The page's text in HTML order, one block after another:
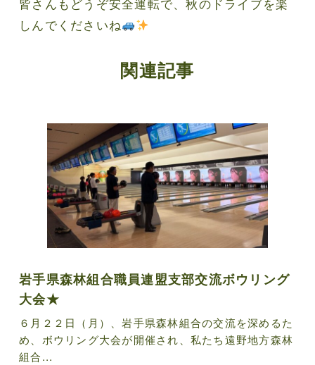
しんでくださいね
関連記事
岩手県森林組合職員連盟支部交流ボウリング
大会★
６月２２日（月）、岩手県森林組合の交流を深めるた
め、ボウリング大会が開催され、私たち遠野地方森林
組合...